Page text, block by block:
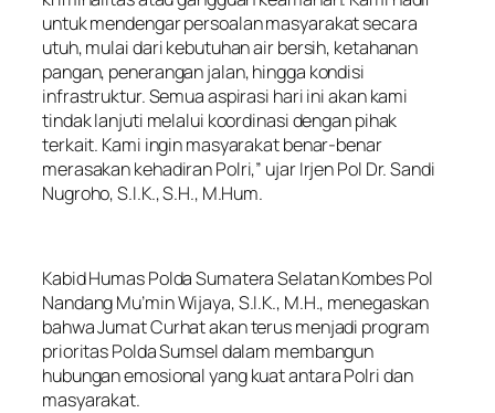
untuk mendengar persoalan masyarakat secara
utuh, mulai dari kebutuhan air bersih, ketahanan
pangan, penerangan jalan, hingga kondisi
infrastruktur. Semua aspirasi hari ini akan kami
tindak lanjuti melalui koordinasi dengan pihak
terkait. Kami ingin masyarakat benar-benar
merasakan kehadiran Polri,” ujar Irjen Pol Dr. Sandi
Nugroho, S.I.K., S.H., M.Hum.
Kabid Humas Polda Sumatera Selatan Kombes Pol
Nandang Mu’min Wijaya, S.I.K., M.H., menegaskan
bahwa Jumat Curhat akan terus menjadi program
prioritas Polda Sumsel dalam membangun
hubungan emosional yang kuat antara Polri dan
masyarakat.